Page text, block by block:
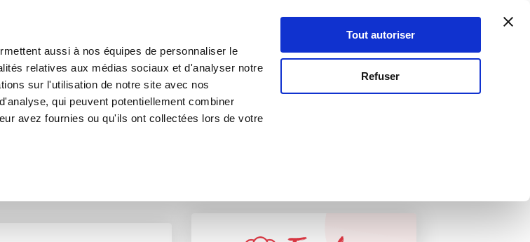
aussi à nos équipes de personnaliser le
relatives aux médias sociaux et d'analyser notre
sur l'utilisation de notre site avec nos
qui peuvent potentiellement combiner
avez fournies ou qu'ils ont collectées lors de votre
Tout autoriser
Refuser
Se connecter
spéculoos et à la passion
desserts Pour recevoir